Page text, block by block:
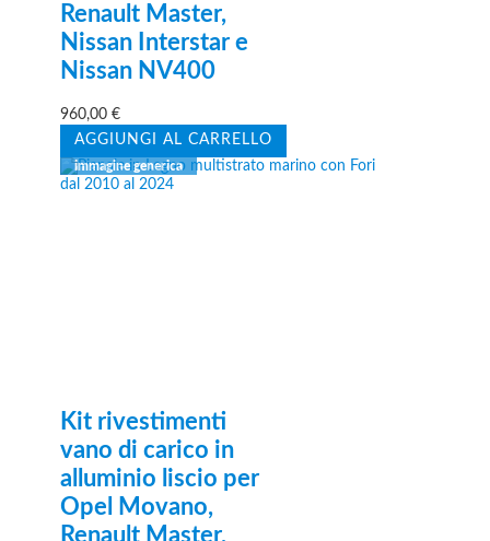
Renault Master,
Nissan Interstar e
Nissan NV400
960,00€
AGGIUNGI AL CARRELLO
Kit rivestimenti
vano di carico in
alluminio liscio per
Opel Movano,
Renault Master,